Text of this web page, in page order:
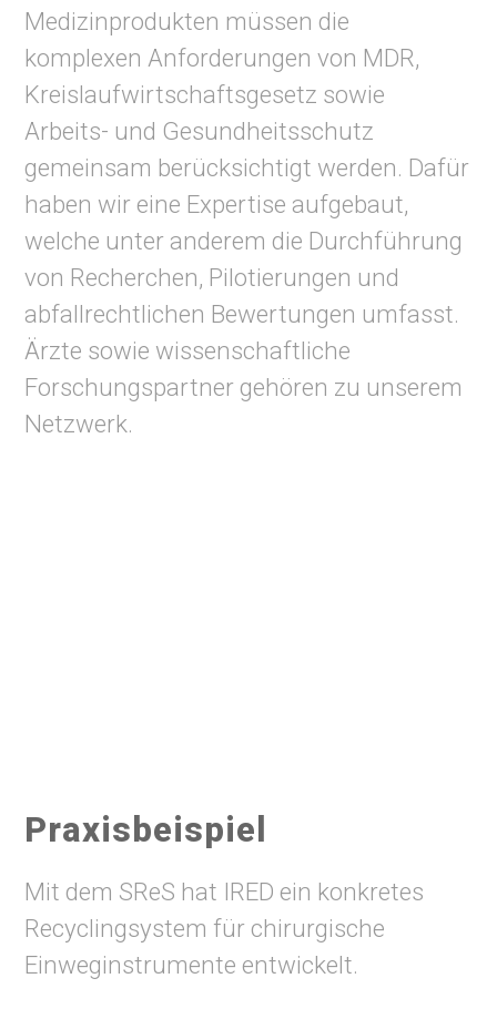
Medizinprodukten müssen die
komplexen Anforderungen von MDR,
Kreislaufwirtschaftsgesetz sowie
Arbeits- und Gesundheitsschutz
gemeinsam berücksichtigt werden. Dafür
haben wir eine Expertise aufgebaut,
welche unter anderem die Durchführung
von Recherchen, Pilotierungen und
abfallrechtlichen Bewertungen umfasst.
Ärzte sowie wissenschaftliche
Forschungspartner gehören zu unserem
Netzwerk.
Praxisbeispiel
Mit dem SReS hat IRED ein konkretes
Recyclingsystem für chirurgische
Einweginstrumente entwickelt.